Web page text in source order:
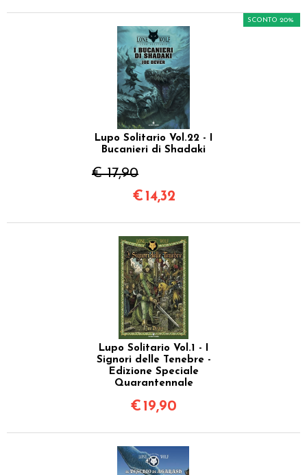
Lupo Solitario Vol.22 - I
Bucanieri di Shadaki
€ 17,90
SCONTO 20%
€ 14,32
Lupo Solitario Vol.1 - I
Signori delle Tenebre -
Edizione Speciale
Quarantennale
€ 19,90